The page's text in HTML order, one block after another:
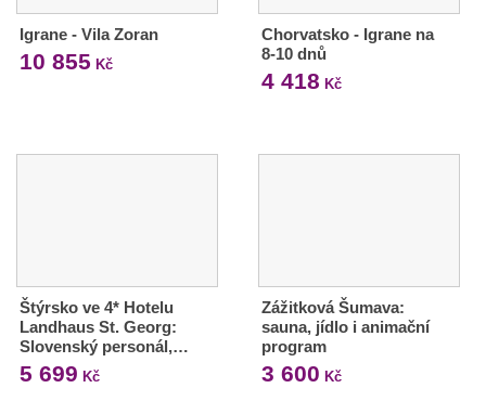
Igrane - Vila Zoran
10 855 Kč
Chorvatsko - Igrane na
8-10 dnů
4 418 Kč
Štýrsko ve 4* Hotelu
Landhaus St. Georg:
Slovenský personál,…
5 699 Kč
Zážitková Šumava:
sauna, jídlo i animační
program
3 600 Kč